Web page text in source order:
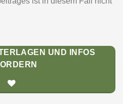
wurden auch Sternschnuppen
hab eine gesehen!“ – hörte
Programm gab es jede Menge